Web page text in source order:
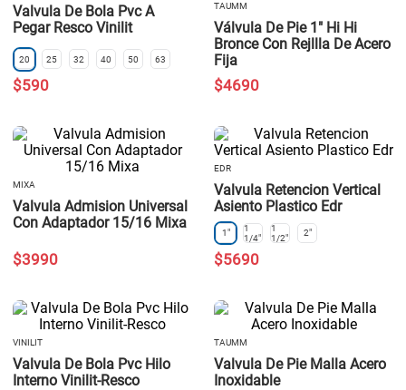
Valvula De Bola Pvc A
Pegar Resco Vinilit
20 25 32 40 50 63
$590
TAUMM
Válvula De Pie 1" Hi Hi
Bronce Con Rejllla De Acero
Fija
$4690
MIXA
Valvula Admision Universal
Con Adaptador 15/16 Mixa
$3990
EDR
Valvula Retencion Vertical
Asiento Plastico Edr
1"
1
1/4"
1
1/2"
2"
$5690
VINILIT
Valvula De Bola Pvc Hilo
Interno Vinilit-Resco
TAUMM
Valvula De Pie Malla Acero
Inoxidable